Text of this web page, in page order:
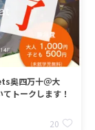
奥四万十＠大
トークします！
20